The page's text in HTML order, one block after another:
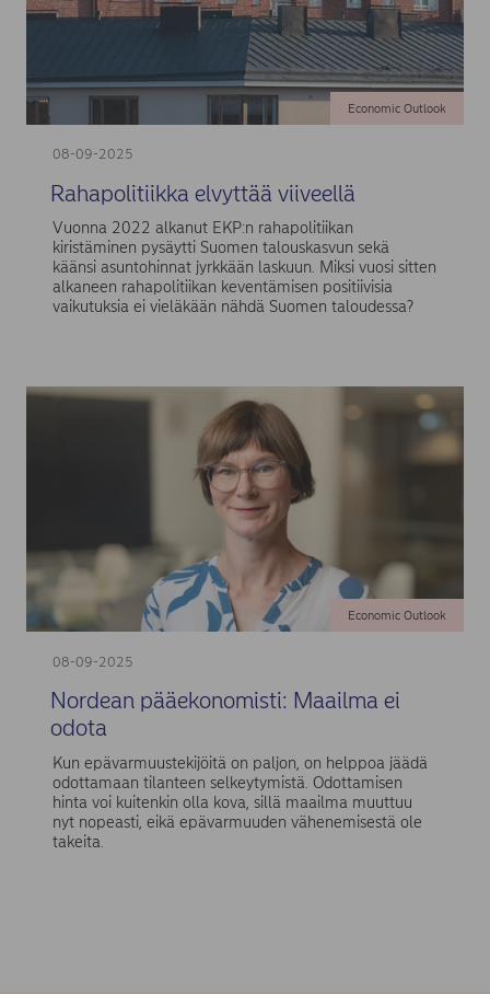
08-09-2025
Economic Outlook
Rahapolitiikka elvyttää viiveellä
Vuonna 2022 alkanut EKP:n rahapolitiikan
kiristäminen pysäytti Suomen talouskasvun sekä
käänsi asuntohinnat jyrkkään laskuun. Miksi vuosi sitten
alkaneen rahapolitiikan keventämisen positiivisia
vaikutuksia ei vieläkään nähdä Suomen taloudessa?
08-09-2025
Economic Outlook
Nordean pääekonomisti: Maailma ei
odota
Kun epävarmuustekijöitä on paljon, on helppoa jäädä
odottamaan tilanteen selkeytymistä. Odottamisen
hinta voi kuitenkin olla kova, sillä maailma muuttuu
nyt nopeasti, eikä epävarmuuden vähenemisestä ole
takeita.